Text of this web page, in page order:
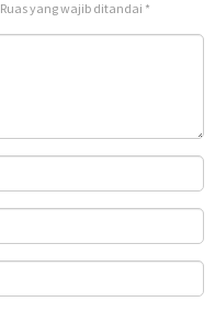
Ruas yang wajib ditandai *